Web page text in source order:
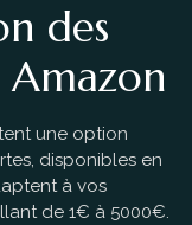
des
Amazon
une option
disponibles en
à vos
de 1€ à 5000€.